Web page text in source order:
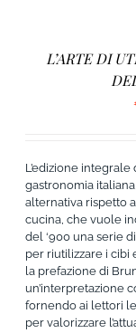
L’ARTE DI
L’edizione
gastronomia
alternativa rispetto
cucina, che vuole
del ‘900 una serie
per riutilizzare i cibi
la prefazione di
un’interpretazione
fornendo ai lettori
per valorizzare